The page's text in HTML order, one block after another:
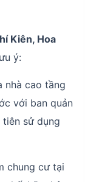
Kiên, Hoa
ý:
nhà cao tầng
với ban quản
sử dụng
chung cư tại